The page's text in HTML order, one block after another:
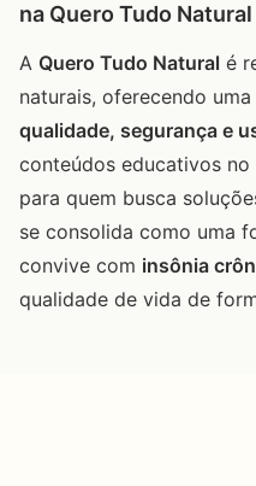
na Quero Tudo Natural
A Quero Tudo Natural é
naturais, oferecendo
qualidade, segurança e
conteúdos educativos
para quem busca
se consolida como uma
convive com insônia
qualidade de vida de